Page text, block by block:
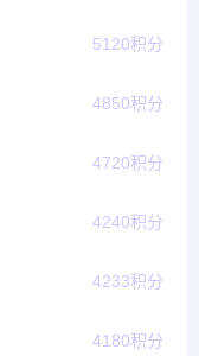
5120积分
4850积分
4720积分
4240积分
4233积分
4180积分